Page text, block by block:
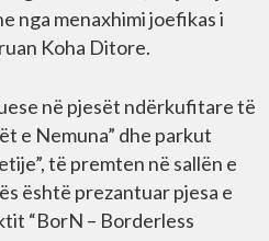
nga menaxhimi joefikas i
Koha Ditore.
në pjesët ndërkufitare të
e Nemuna” dhe parkut
të premten në sallën e
është prezantuar pjesa e
“BorN – Borderless